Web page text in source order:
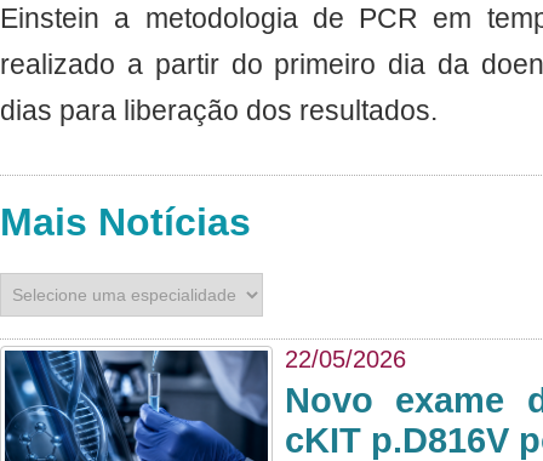
Einstein a metodologia de PCR em
realizado a partir do primeiro dia da
dias para liberação dos resultados.
Mais Notícias
22/05/2026
Novo exame
cKIT p.D816V